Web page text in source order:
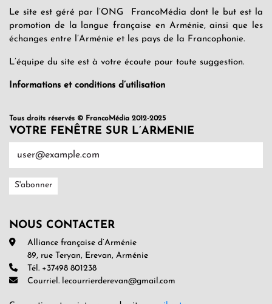
Le site est géré par l’ONG FrancoMédia dont le but est la
promotion de la langue française en Arménie, ainsi que les
échanges entre l’Arménie et les pays de la Francophonie.
L’équipe du site est à votre écoute pour toute suggestion.
Informations et conditions d’utilisation
Tous droits réservés © FrancoMédia 2012-2025
VOTRE FENÊTRE SUR L’ARMENIE
NOUS CONTACTER
Alliance française d’Arménie
89, rue Teryan, Erevan, Arménie
Tél. +37498 801238
Courriel. lecourrierderevan@gmail.com